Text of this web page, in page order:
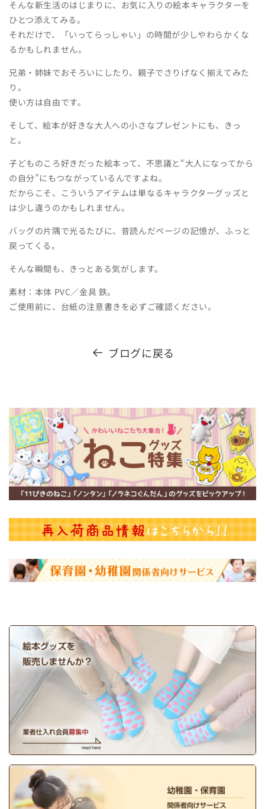
そんな新生活のはじまりに、お気に入りの絵本キャラクターを
ひとつ添えてみる。
それだけで、「いってらっしゃい」の時間が少しやわらかくな
るかもしれません。
兄弟・姉妹でおそろいにしたり、親子でさりげなく揃えてみた
り。
使い方は自由です。
そして、絵本が好きな大人への小さなプレゼントにも、きっ
と。
子どものころ好きだった絵本って、不思議と“大人になってから
の自分”にもつながっているんですよね。
だからこそ、こういうアイテムは単なるキャラクターグッズと
は少し違うのかもしれません。
バッグの片隅で光るたびに、昔読んだページの記憶が、ふっと
戻ってくる。
そんな瞬間も、きっとある気がします。
素材：本体 PVC／金具 鉄。
ご使用前に、台紙の注意書きを必ずご確認ください。
ブログに戻る